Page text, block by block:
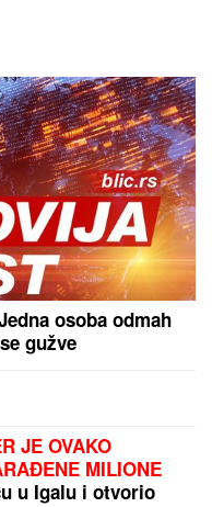
osoba odmah
gužve
JE OVAKO
MILIONE
u Igalu i otvorio